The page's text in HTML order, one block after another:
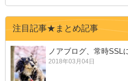
注目記事★まとめ記事
ノアブログ、常時SSL
2018年03月04日